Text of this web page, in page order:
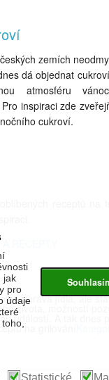
zemích
dá objednat
atmosféru
inspiraci zde
cukroví.
RECEPTY
úprava jídla, ale
života, možností
událostí. A tak dnes
na grilování
jak
pro
údaje
Statistické